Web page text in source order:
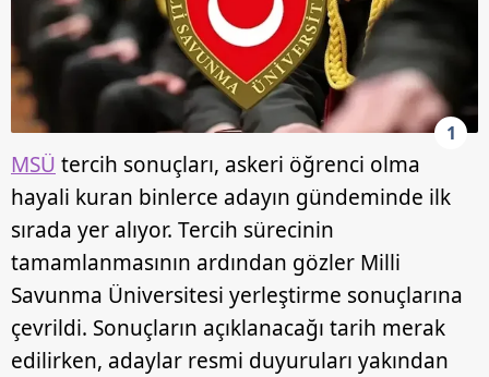
1
MSÜ tercih sonuçları, askeri öğrenci olma
hayali kuran binlerce adayın gündeminde ilk
sırada yer alıyor. Tercih sürecinin
tamamlanmasının ardından gözler Milli
Savunma Üniversitesi yerleştirme sonuçlarına
çevrildi. Sonuçların açıklanacağı tarih merak
edilirken, adaylar resmi duyuruları yakından